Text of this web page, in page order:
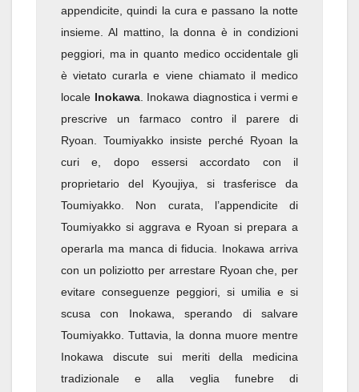
appendicite, quindi la cura e passano la notte
insieme. Al mattino, la donna è in condizioni
peggiori, ma in quanto medico occidentale gli
è vietato curarla e viene chiamato il medico
locale Inokawa. Inokawa diagnostica i vermi e
prescrive un farmaco contro il parere di
Ryoan. Toumiyakko insiste perché Ryoan la
curi e, dopo essersi accordato con il
proprietario del Kyoujiya, si trasferisce da
Toumiyakko. Non curata, l’appendicite di
Toumiyakko si aggrava e Ryoan si prepara a
operarla ma manca di fiducia. Inokawa arriva
con un poliziotto per arrestare Ryoan che, per
evitare conseguenze peggiori, si umilia e si
scusa con Inokawa, sperando di salvare
Toumiyakko. Tuttavia, la donna muore mentre
Inokawa discute sui meriti della medicina
tradizionale e alla veglia funebre di